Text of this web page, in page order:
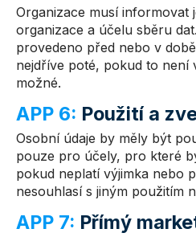
Organizace musí informovat
organizace a účelu sběru
provedeno před nebo v
nejdříve poté, pokud to není
možné.
APP 6: Použití a
Osobní údaje by měly být
pouze pro účely, pro které
pokud neplatí výjimka nebo
nesouhlasí s jiným použitím
APP 7: Přímý